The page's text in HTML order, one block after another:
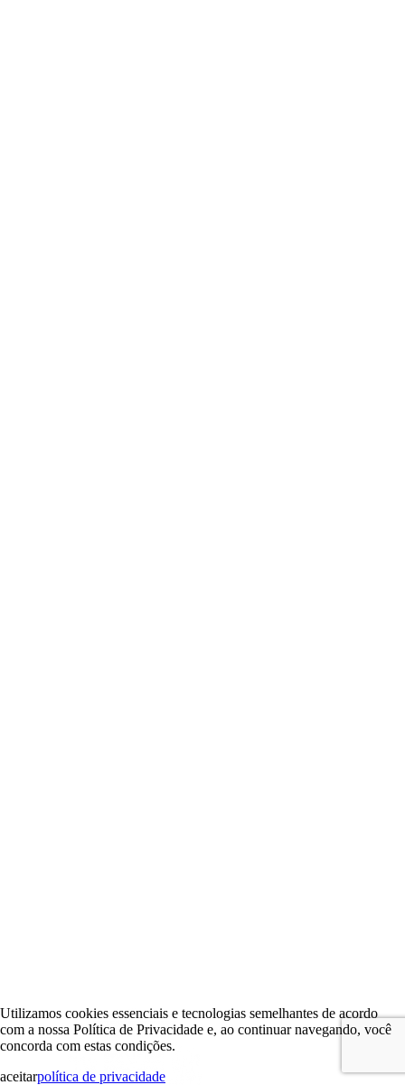
Utilizamos cookies essenciais e tecnologias semelhantes de acordo
com a nossa Política de Privacidade e, ao continuar navegando, você
concorda com estas condições.
aceitarpolítica de privacidade